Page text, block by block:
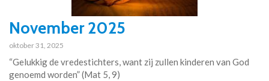
November 2025
oktober 31, 2025
“Gelukkig de vredestichters, want zij zullen kinderen van God
genoemd worden” (Mat 5, 9)